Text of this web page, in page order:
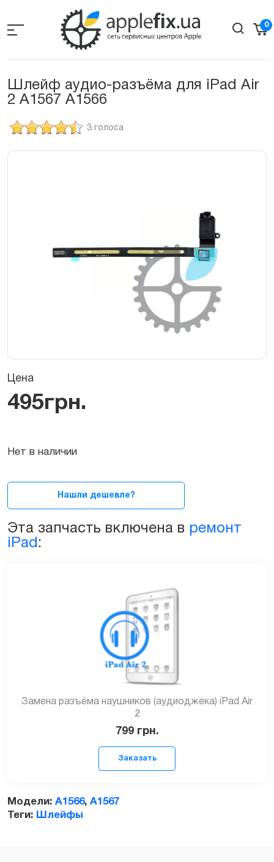
the
0
Шлейф аудио-разъёма для iPad Air
2 A1567 A1566
3 голоса
Цена
495грн.
Нет в наличии
Нашли дешевле?
Эта запчасть включена в ремонт
iPad :
Замена разъёма наушников (аудиоджека) iPad Air
2
799 грн.
Модели: A1566, A1567
Теги: Шлейфы